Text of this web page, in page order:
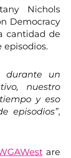
Nichols
Democracy
cantidad de
episodios.
durante un
nuestro
y eso
episodios”,
are